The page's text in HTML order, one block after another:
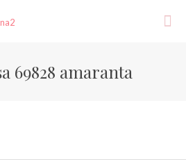
69828 amaranta